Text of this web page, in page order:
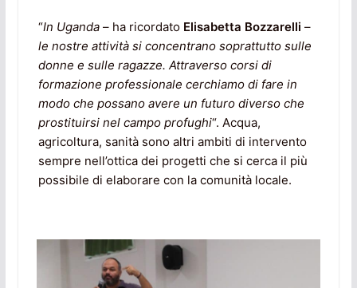
“In Uganda– ha ricordato Elisabetta Bozzarelli –
le nostre attività si concentrano soprattutto sulle
donne e sulle ragazze. Attraverso corsi di
formazione professionale cerchiamo di fare in
modo che possano avere un futuro diverso che
prostituirsi nel campo profughi“. Acqua,
agricoltura, sanità sono altri ambiti di intervento
sempre nell’ottica dei progetti che si cerca il più
possibile di elaborare con la comunità locale.